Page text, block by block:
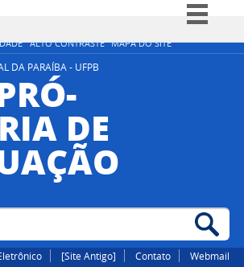
ALTO CONTRASTE MAPA DO SITE
Simplifique!
Acesso à informação
DA PARAÍBA - UFPB
DE
[Site Antigo] Contato Webmail